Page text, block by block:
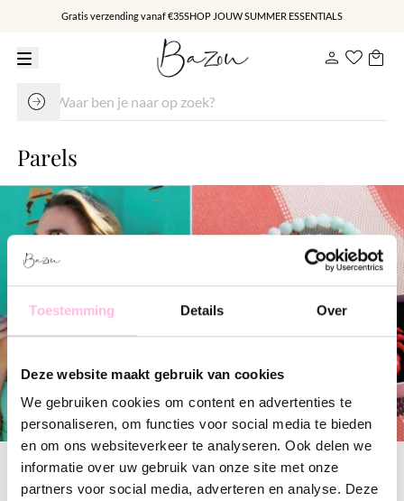
Toestemming Details Over
Deze website maakt gebruik van cookies
We gebruiken cookies om content en advertenties te
personaliseren, om functies voor social media te bieden
en om ons websiteverkeer te analyseren. Ook delen we
informatie over uw gebruik van onze site met onze
partners voor social media, adverteren en analyse. Deze
Gratis verzending vanaf €35SHOP JOUW SUMMER ESSENTIALS
Parels
Filter